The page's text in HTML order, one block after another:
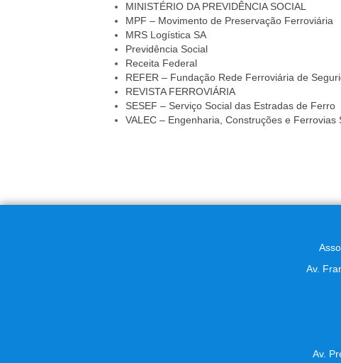
MINISTÉRIO DA PREVIDÊNCIA SOCIAL
MPF – Movimento de Preservação Ferroviária
MRS Logística SA
Previdência Social
Receita Federal
REFER – Fundação Rede Ferroviária de
REVISTA FERROVIÁRIA
SESEF – Serviço Social das Estradas de Ferro
VALEC – Engenharia, Construções e Ferrovias
Av.
Av.